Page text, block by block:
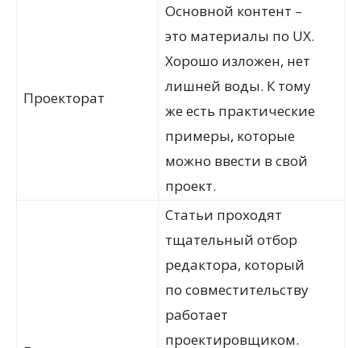
Проекторат
Основной контент –
это материалы по UX.
Хорошо изложен, нет
лишней воды. К тому
же есть практические
примеры, которые
можно ввести в свой
проект.
Статьи проходят
тщательный отбор
редактора, который
по совместительству
работает
проектировщиком.